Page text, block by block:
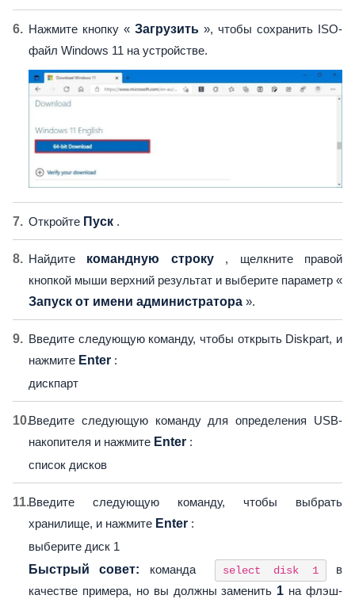
Нажмите кнопку « Загрузить », чтобы сохранить ISO-
файл Windows 11 на устройстве.
Откройте Пуск .
Найдите командную строку, щелкните правой
кнопкой мыши верхний результат и выберите параметр «
Запуск от имени администратора ».
Введите следующую команду, чтобы открыть Diskpart, и
нажмите Enter :
дискпарт
Введите следующую команду для определения USB-
накопителя и нажмите Enter :
список дисков
Введите следующую команду, чтобы выбрать
хранилище, и нажмите Enter :
выберите диск 1
Быстрый совет: команда select disk 1
в
качестве примера, но вы должны заменить 1 на флэш-